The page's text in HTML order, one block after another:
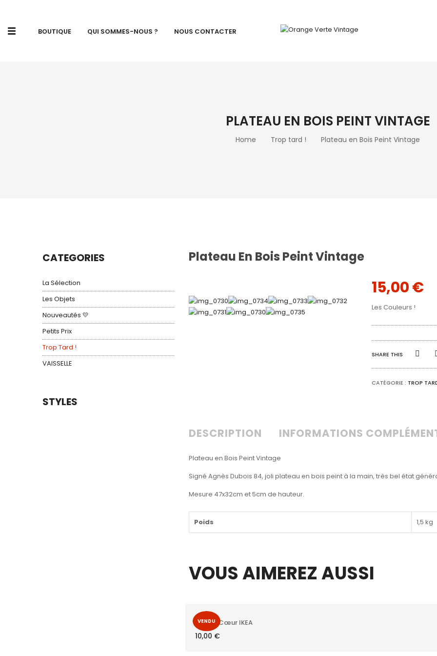
BOUTIQUE QUI SOMMES-NOUS ? NOUS CONTACTER
PLATEAU EN BOIS PEINT VINTAGE
Home Trop tard ! Plateau en Bois Peint Vintage
CATEGORIES
La Sélection
Les Objets
Nouveautés 💛
Petits Prix
Trop Tard !
VAISSELLE
STYLES
Plateau En Bois Peint Vintage
15,00€
Les Couleurs !
SHARE THIS
CATÉGORIE : TROP
DESCRIPTION INFORMATIONS
Plateau en Bois Peint Vintage
Signé Agnès Dubois 84, joli plateau en bois peint à la main, très bel état
Mesure 47x32cm et 5cm de hauteur.
Poids 1,5 kg
VOUS AIMEREZ AUSSI
VENDU
Lampe Cœur IKEA
10,00 €